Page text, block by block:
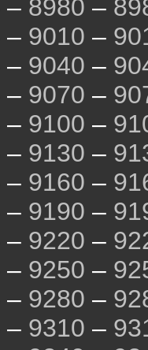
– 8980 –
– 9010 –
– 9040 –
– 9070 –
– 9100 –
– 9130 –
– 9160 –
– 9190 –
– 9220 –
– 9250 –
– 9280 –
– 9310 –